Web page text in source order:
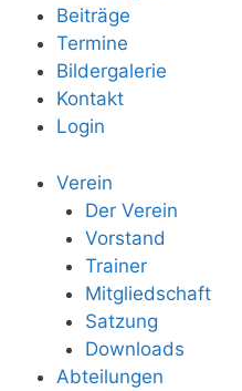
Beiträge
Termine
Bildergalerie
Kontakt
Login
Verein
Der Verein
Vorstand
Trainer
Mitgliedschaft
Satzung
Downloads
Abteilungen